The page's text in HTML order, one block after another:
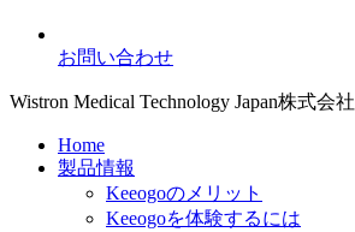
お問い合わせ
Wistron Medical Technology Japan株式会社
Home
製品情報
Keeogoのメリット
Keeogoを体験するには